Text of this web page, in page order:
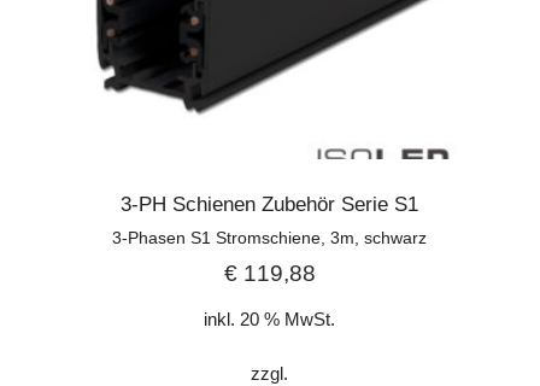
3-PH Schienen Zubehör Serie S1
3-Phasen S1 Stromschiene, 3m, schwarz
€119,88
inkl. 20 % MwSt.
zzgl.